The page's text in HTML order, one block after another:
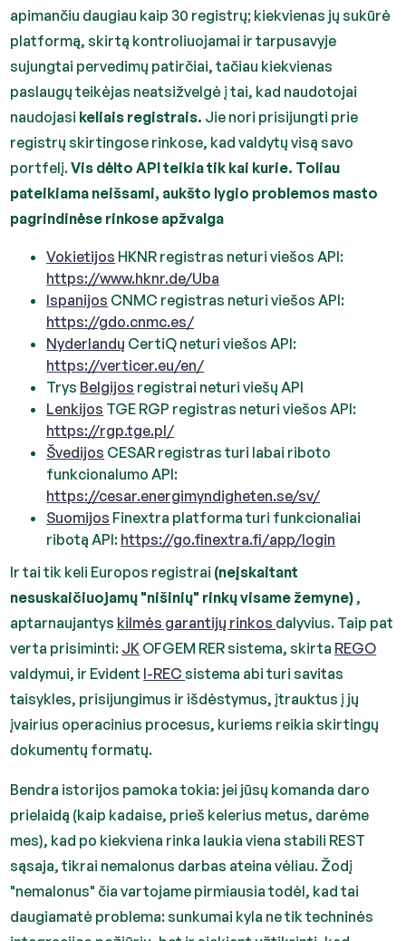
apimančiu daugiau kaip 30 registrų; kiekvienas jų sukūrė
platformą, skirtą kontroliuojamai ir tarpusavyje
sujungtai pervedimų patirčiai, tačiau kiekvienas
paslaugų teikėjas neatsižvelgė į tai, kad naudotojai
naudojasi keliais registrais. Jie nori prisijungti prie
registrų skirtingose rinkose, kad valdytų visą savo
portfelį.Vis dėlto API teikia tik kai kurie. Toliau
pateikiama neišsami, aukšto lygio problemos masto
pagrindinėse rinkose apžvalga
Vokietijos HKNR registras neturi viešos API:
https://www.hknr.de/Uba
Ispanijos CNMC registras neturi viešos API:
https://gdo.cnmc.es/
Nyderlandų CertiQ neturi viešos API:
https://verticer.eu/en/
Trys Belgijos registrai neturi viešų API
Lenkijos TGE RGP registras neturi viešos API:
https://rgp.tge.pl/
Švedijos CESAR registras turi labai riboto
funkcionalumo API:
https://cesar.energimyndigheten.se/sv/
Suomijos Finextra platforma turi funkcionaliai
ribotą API: https://go.finextra.fi/app/login
Ir tai tik keli Europos registrai (neįskaitant
nesuskaičiuojamų "nišinių" rinkų visame žemyne) ,
aptarnaujantys kilmės garantijų rinkos dalyvius. Taip pat
verta prisiminti: JK OFGEM RER sistema, skirta REGO
valdymui, ir Evident I-RECsistema abi turi savitas
taisykles, prisijungimus ir išdėstymus, įtrauktus į jų
įvairius operacinius procesus, kuriems reikia skirtingų
dokumentų formatų.
Bendra istorijos pamoka tokia: jei jūsų komanda daro
prielaidą (kaip kadaise, prieš kelerius metus, darėme
mes), kad po kiekviena rinka laukia viena stabili REST
sąsaja, tikrai nemalonus darbas ateina vėliau. Žodį
"nemalonus" čia vartojame pirmiausia todėl, kad tai
daugiamatė problema: sunkumai kyla ne tik techninės